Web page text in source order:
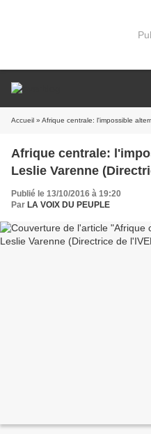
Accueil » Afrique centrale: l'impossible
Afrique centrale:
Leslie Varenne
Publié le 13/10/2016 à 19:20
Par LA VOIX DU PEUPLE